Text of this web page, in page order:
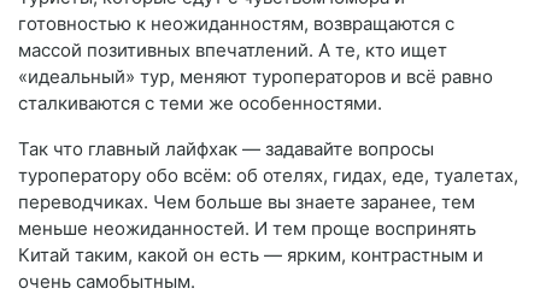
готовностью к неожиданностям, возвращаются с
массой позитивных впечатлений. А те, кто ищет
«идеальный» тур, меняют туроператоров и всё равно
сталкиваются с теми же особенностями.
Так что главный лайфхак — задавайте вопросы
туроператору обо всём: об отелях, гидах, еде, туалетах,
переводчиках. Чем больше вы знаете заранее, тем
меньше неожиданностей. И тем проще воспринять
Китай таким, какой он есть — ярким, контрастным и
очень самобытным.